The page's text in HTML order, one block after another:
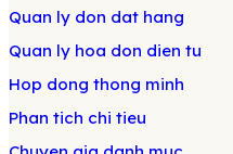
Quan ly don dat hang
Quan ly hoa don dien tu
Hop dong thong minh
Phan tich chi tieu